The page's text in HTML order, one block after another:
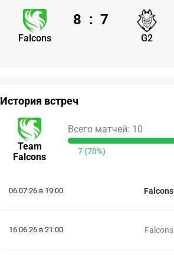
Falcons G2
8 : 7
История встреч
Team
Falcons
Всего матчей: 10
7 (70%)
06.07.26 в 19:00 Falcons
16.06.26 в 21:00 Falcons